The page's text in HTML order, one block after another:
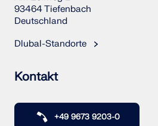
93464 Tiefenbach
Deutschland
Dlubal-Standorte
Kontakt
+49 9673 9203-0